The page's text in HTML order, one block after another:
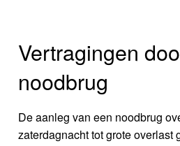
Vertragingen
noodbrug
De aanleg van een noodbrug
zaterdagnacht tot grote overlast